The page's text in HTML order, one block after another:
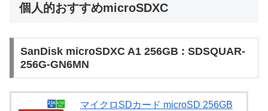
個人的おすすめmicroSDXC
SanDisk microSDXC A1 256GB : SDSQUAR-
256G-GN6MN
マイクロSDカード microSD 256GB